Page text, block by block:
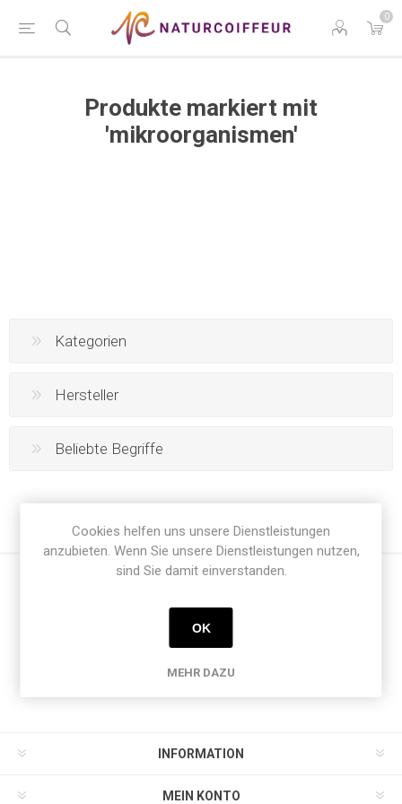
0
Produkte markiert mit
'mikroorganismen'
Kategorien
Hersteller
Beliebte Begriffe
Newsletter
INFORMATION
MEIN KONTO
Cookies helfen uns unsere Dienstleistungen
anzubieten. Wenn Sie unsere Dienstleistungen nutzen,
sind Sie damit einverstanden.
OK
MEHR DAZU